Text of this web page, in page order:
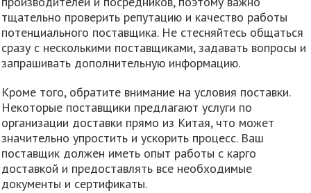
тщательно проверить репутацию и качество работы
потенциального поставщика. Не стесняйтесь общаться
сразу с несколькими поставщиками, задавать вопросы и
запрашивать дополнительную информацию.
Кроме того, обратите внимание на условия поставки.
Некоторые поставщики предлагают услуги по
организации доставки прямо из Китая, что может
значительно упростить и ускорить процесс. Ваш
поставщик должен иметь опыт работы с карго
доставкой и предоставлять все необходимые
документы и сертификаты.